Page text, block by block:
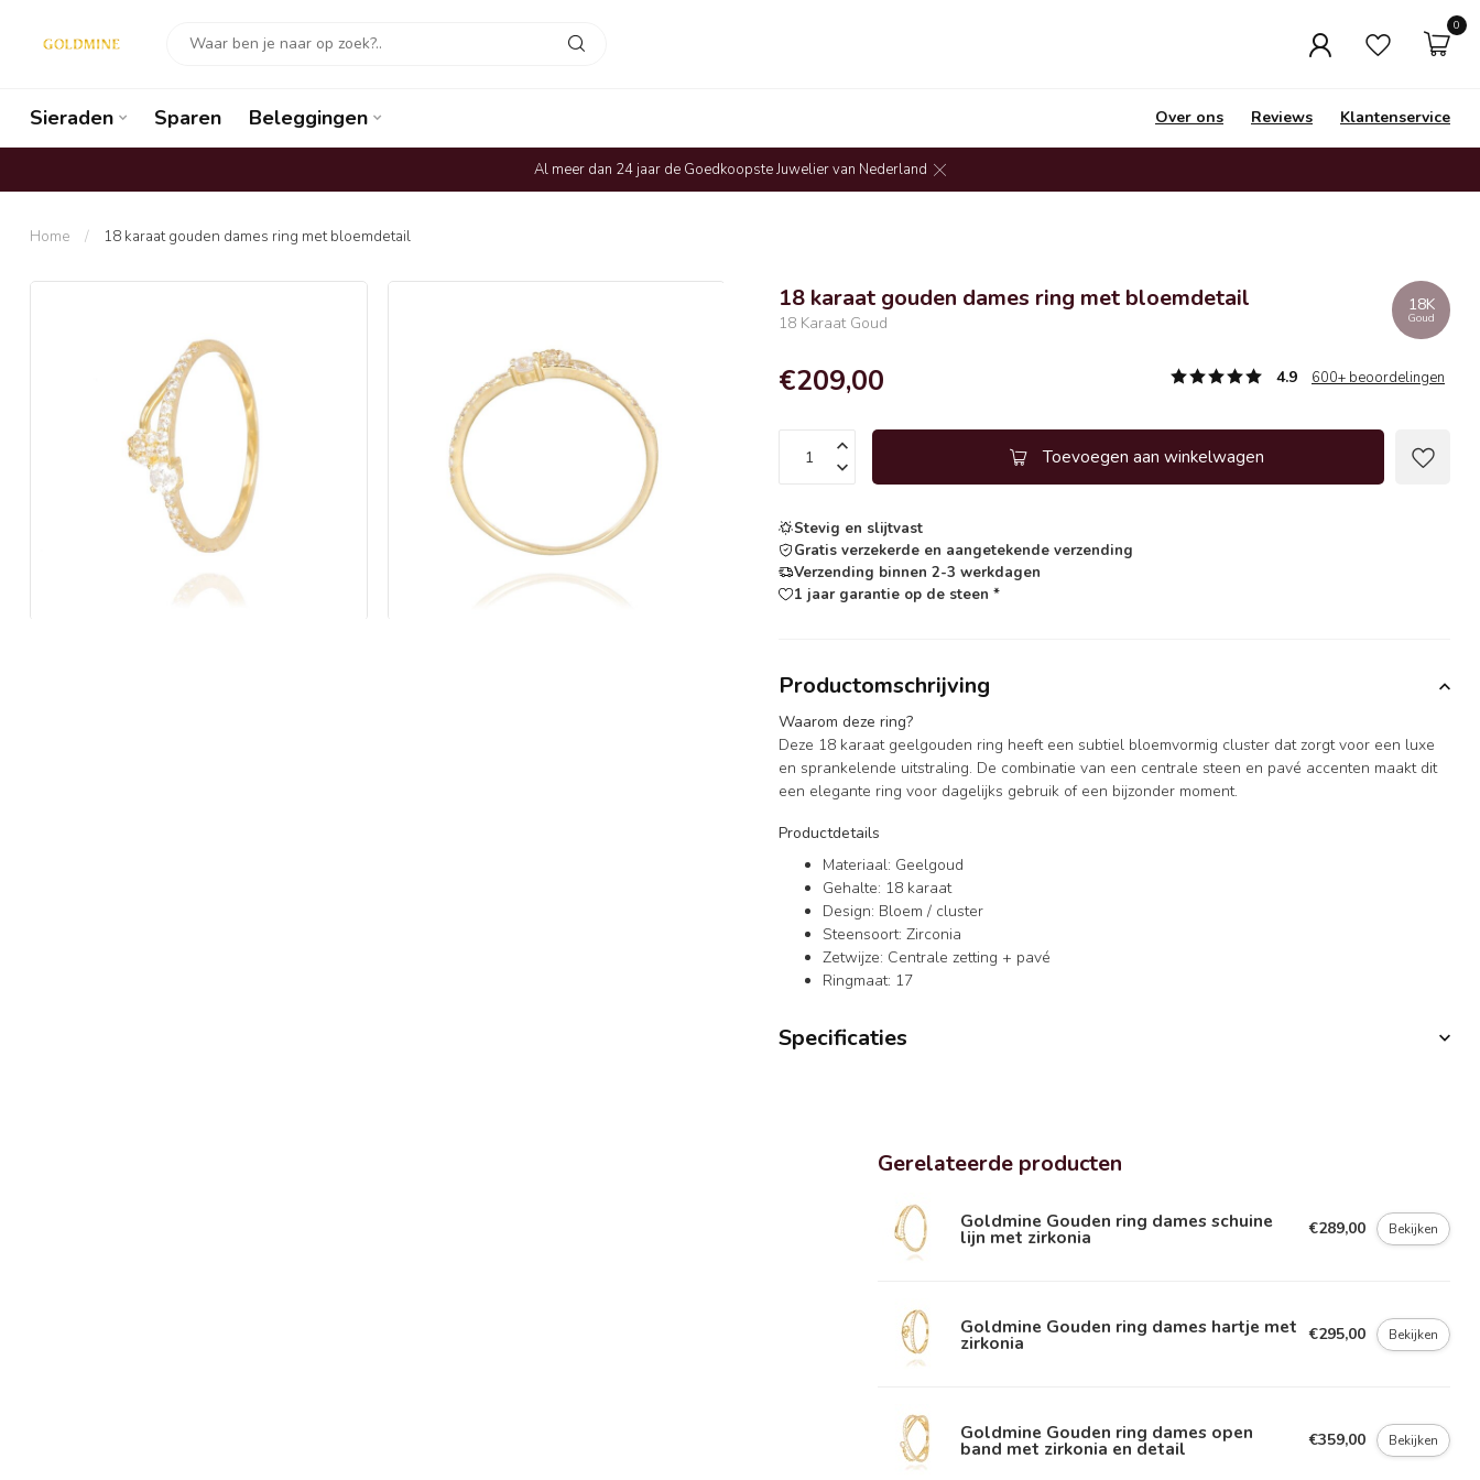
0
Sieraden Sparen Beleggingen Over ons Reviews Klantenservice
Al meer dan 24 jaar de Goedkoopste Juwelier van Nederland
Home / 18 karaat gouden dames ring met bloemdetail
18 karaat gouden dames ring met bloemdetail
18 Karaat Goud
18K
Goud
€209,00 4.9 600+ beoordelingen
Toevoegen aan winkelwagen
Stevig en slijtvast
Gratis verzekerde en aangetekende verzending
Verzending binnen 2-3 werkdagen
1 jaar garantie op de steen *
Productomschrijving
Waarom deze ring?
Deze 18 karaat geelgouden ring heeft een subtiel bloemvormig cluster dat zorgt voor een luxe
en sprankelende uitstraling. De combinatie van een centrale steen en pavé accenten maakt dit
een elegante ring voor dagelijks gebruik of een bijzonder moment.
Productdetails
Materiaal: Geelgoud
Gehalte: 18 karaat
Design: Bloem / cluster
Steensoort: Zirconia
Zetwijze: Centrale zetting + pavé
Ringmaat: 17
Specificaties
Gerelateerde producten
Goldmine Gouden ring dames schuine
lijn met zirkonia €289,00 Bekijken
Goldmine Gouden ring dames hartje met
zirkonia €295,00 Bekijken
Goldmine Gouden ring dames open
band met zirkonia en detail €359,00 Bekijken